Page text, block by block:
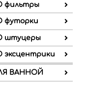
фильтры
футорки
штуцеры
эксцентрики
ВАННОЙ